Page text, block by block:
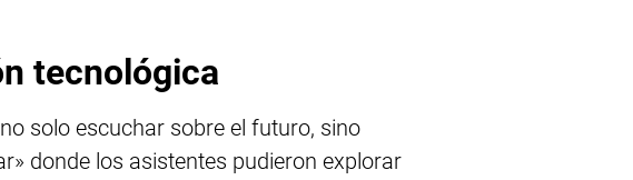
tecnológica
solo escuchar sobre el futuro, sino
donde los asistentes pudieron explorar